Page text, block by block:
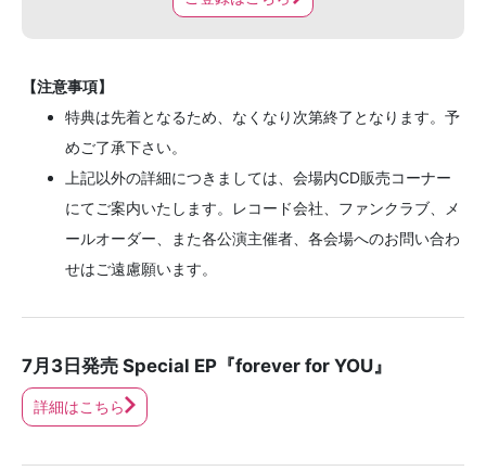
【注意事項】
特典は先着となるため、なくなり次第終了となります。予
めご了承下さい。
上記以外の詳細につきましては、会場内CD販売コーナー
にてご案内いたします。レコード会社、ファンクラブ、メ
ールオーダー、また各公演主催者、各会場へのお問い合わ
せはご遠慮願います。
7月3日発売 Special EP『forever for YOU』
詳細はこちら